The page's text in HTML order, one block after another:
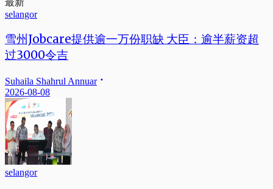
最新
selangor
雪州Jobcare提供逾一万份职缺 大臣：逾半薪资超
过3000令吉
Suhaila Shahrul Annuar
2026-08-08
selangor